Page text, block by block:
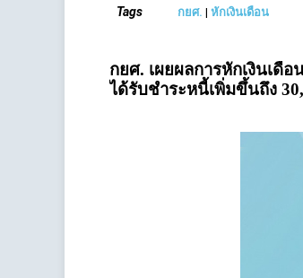
Tags กยศ. | หักเงินเดือน
กยศ. เผยผลการหักเงินเ
ได้รับชำระหนี้เพิ่มขึ้นถึง